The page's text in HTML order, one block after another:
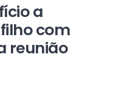
a
com
reunião